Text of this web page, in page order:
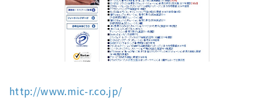
http://www.mic-r.co.jp/